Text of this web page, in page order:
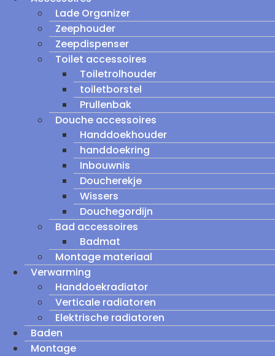
Lade Organizer
Zeephouder
Zeepdispenser
Toilet accessoires
Toiletrolhouder
toiletborstel
Prullenbak
Douche accessoires
Handdoekhouder
handdoekring
Inbouwnis
Doucherekje
Wissers
Douchegordijn
Bad accessoires
Badmat
Montage materiaal
Verwarming
Handdoekradiator
Verticale radiatoren
Elektrische radiatoren
Baden
Montage